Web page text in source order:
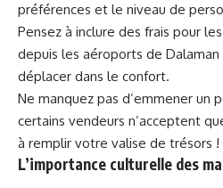
préférences et le niveau de
Pensez à inclure des frais pour
depuis les aéroports de Dalaman
déplacer dans le confort.
Ne manquez pas d’emmener un
certains vendeurs n’acceptent
à remplir votre valise de trésors !
L’importance culturelle des